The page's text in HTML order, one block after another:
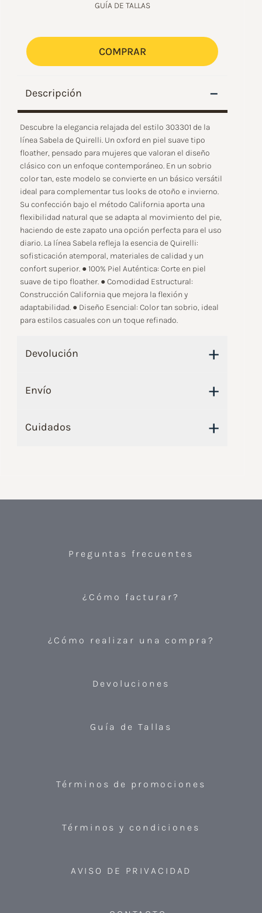
Descripción –
Descubre la elegancia relajada del estilo 303301 de la
línea Sabela de Quirelli. Un oxford en piel suave tipo
floather, pensado para mujeres que valoran el diseño
clásico con un enfoque contemporáneo. En un sobrio
color tan, este modelo se convierte en un básico versátil
ideal para complementar tus looks de otoño e invierno.
Su confección bajo el método California aporta una
flexibilidad natural que se adapta al movimiento del pie,
haciendo de este zapato una opción perfecta para el uso
diario. La línea Sabela refleja la esencia de Quirelli:
sofisticación atemporal, materiales de calidad y un
confort superior. ● 100% Piel Auténtica: Corte en piel
suave de tipo floather. ● Comodidad Estructural:
Construcción California que mejora la flexión y
adaptabilidad. ● Diseño Esencial: Color tan sobrio, ideal
para estilos casuales con un toque refinado.
Devolución +
Envío +
Cuidados +
GUÍA DE TALLAS
COMPRAR
Preguntas frecuentes
¿Cómo facturar?
¿Cómo realizar una compra?
Devoluciones
Guía de Tallas
Términos de promociones
Términos y condiciones
AVISO DE PRIVACIDAD